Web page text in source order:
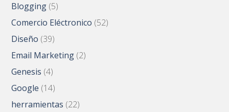
Blogging (5)
Comercio Eléctronico (52)
Diseño (39)
Email Marketing (2)
Genesis (4)
Google (14)
herramientas (22)